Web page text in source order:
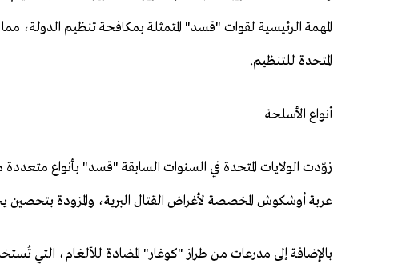
المهمة الرئيسية لقوات "قسد" المتمثلة بمكافحة تنظيم الدولة،
المتحدة للتنظيم.
أنواع الأسلحة
زوّدت الولايات المتحدة في السنوات السابقة "قسد" بأنواع متعددة
عربة أوشكوش المخصصة لأغراض القتال البرية، والمزودة بتحصين
بالإضافة إلى مدرعات من طراز "كوغار" المضادة للألغام، التي